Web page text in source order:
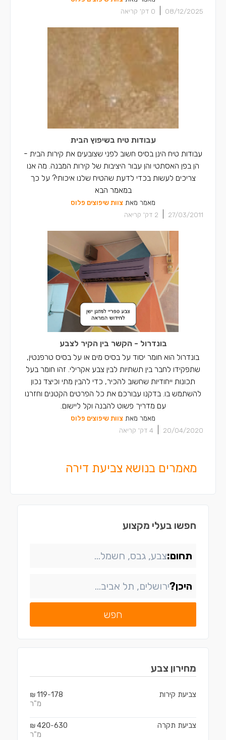
08/12/2025
0 דק' קריאה
עבודות טיח בשיפוץ הבית
עבודות טיח הינן בסיס חשוב לפני שצובעים את קירות הבית -
הן בפן האסתטי והן עבור היציבות של קירות המבנה. מה אנו
צריכים לעשות בכדי לדעת שהטיח שלנו איכותי? על כך
במאמר הבא
מאמר מאת צוות שיפוצים פלוס
27/03/2011
2 דק' קריאה
בונדרול - הקשר בין הקיר לצבע
בונדרול הוא חומר יסוד על בסיס מים או על בסיס טרפנטין,
שתפקידו לחבר בין תשתיות לבין צבע אקרילי. זהו חומר בעל
תכונות ייחודיות שחשוב להכיר, כדי להבין מתי וכיצד נכון
להשתמש בו. בדקנו עבורכם את כל הפרטים הקטנים וחזרנו
עם מדריך פשוט להבנה וקל ליישום.
מאמר מאת צוות שיפוצים פלוס
20/04/2020
4 דק' קריאה
מאמרים בנושא צביעת דירה
חפשו בעלי מקצוע
תחום:
היכן?
חפש
מחירון צבע
צביעת קירות 119-178
₪
מ"ר
צביעת תקרה 420-630
₪
מ"ר